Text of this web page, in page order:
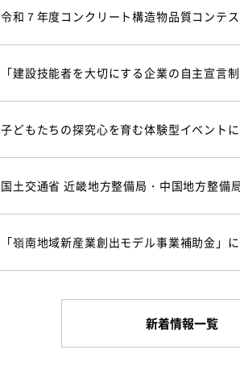
令和７年度コンクリート構造物品質コンテ
「建設技能者を大切にする企業の自主宣言
子どもたちの探究心を育む体験型イベント
国土交通省 近畿地方整備局・中国地方整備
「嶺南地域新産業創出モデル事業補助金」
新着情報一覧